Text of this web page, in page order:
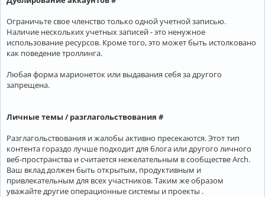
Ограничьте свое членство только одной учетной записью.
Наличие нескольких учетных записей - это ненужное
использование ресурсов. Кроме того, это может быть истолковано
как поведение троллинга.
Любая форма марионеток или выдавания себя за другого
запрещена.
Личные темы / разглагольствования #
Разглагольствования и жалобы активно пресекаются. Этот тип
контента гораздо лучше подходит для блога или другого личного
веб-пространства и считается нежелательным в сообществе Arch.
Ваш вклад должен быть открытым, продуктивным и
привлекательным для всех участников. Таким же образом
уважайте другие операционные системы и проекты .